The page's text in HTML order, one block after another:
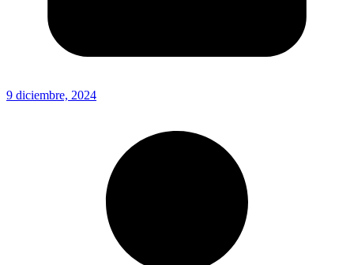
9 diciembre, 2024